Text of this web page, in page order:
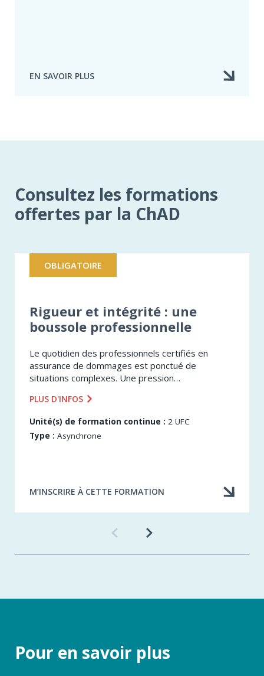
EN SAVOIR PLUS
À
Consultez les formations
offertes par la ChAD
OBLIGATOIRE
Rigueur et intégrité : une
boussole professionnelle
Le quotidien des professionnels certifiés en
assurance de dommages est ponctué de
situations complexes. Une pression
autant de contextes où la décision juste n’est pas
toujours...
PLUS D'INFOS
Unité(s) de formation continue : 2 UFC
Type : Asynchrone
M’INSCRIRE À CETTE FORMATION
précédentesuivante
Pour en savoir plus